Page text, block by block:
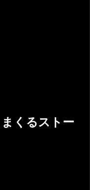
くるストー